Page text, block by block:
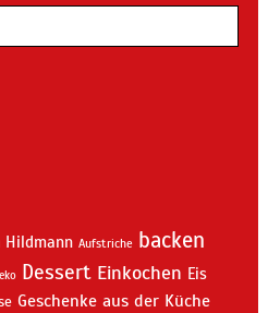
Aufstriche backen
Dessert Einkochen Eis
Geschenke aus der Küche